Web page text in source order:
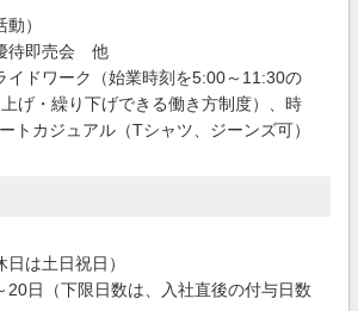
）
待即売会 他
イドワーク（始業時刻を5:00～11:30の
げ・繰り下げできる働き方制度）、時
トカジュアル（Tシャツ、ジーンズ可）
は土日祝日）
20日（下限日数は、入社直後の付与日数